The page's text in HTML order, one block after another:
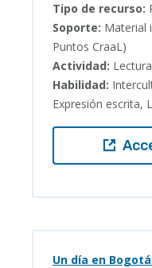
Tipo de recurso:
Soporte: Material
Puntos CraaL)
Actividad:
Habilidad:
Expresión escrita,
Un día en